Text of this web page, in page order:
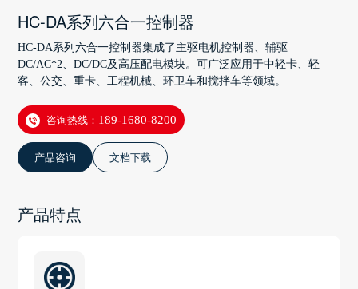
HC-DA系列六合一控制器
HC-DA系列六合一控制器集成了主驱电机控制器、辅驱
DC/AC*2、DC/DC及高压配电模块。可广泛应用于中轻卡、轻
客、公交、重卡、工程机械、环卫车和搅拌车等领域。
咨询热线： 189-1680-8200
产品咨询 文档下载
产品特点